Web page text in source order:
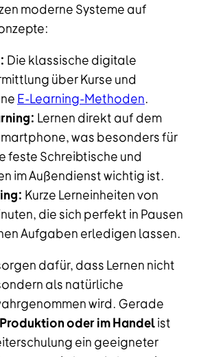
moderne Systeme auf
Die klassische digitale
über Kurse und
E-Learning-Methoden.
Lernen direkt auf dem
was besonders für
feste Schreibtische und
im Außendienst wichtig ist.
Kurze Lerneinheiten von
die sich perfekt in Pausen
Aufgaben erledigen lassen.
dafür, dass Lernen nicht
als natürliche
wird. Gerade
Produktion oder im Handelist
ein geeigneter